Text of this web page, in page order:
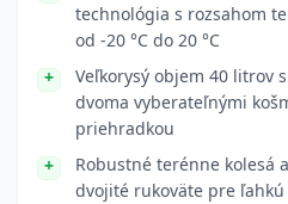
technológia s rozsahom
od -20 °C do 20 °C
Veľkorysý objem 40 litrov s
dvoma vyberateľnými
priehradkou
Robustné terénne kolesá a
dvojité rukoväte pre ľahkú